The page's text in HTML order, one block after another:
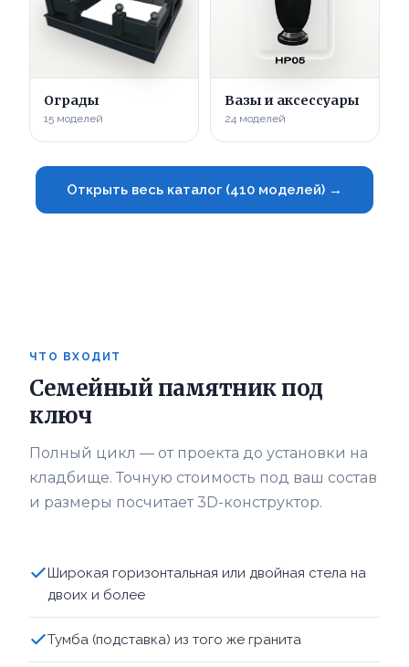
Ограды
15 моделей
Вазы и аксессуары
24 моделей
Открыть весь каталог (410 моделей) →
ЧТО ВХОДИТ
Семейный памятник под
ключ
Полный цикл — от проекта до установки на
кладбище. Точную стоимость под ваш состав
и размеры посчитает 3D-конструктор.
Широкая горизонтальная или двойная стела на
двоих и более
Тумба (подставка) из того же гранита